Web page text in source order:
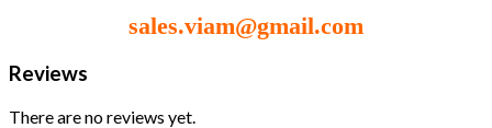
sales.viam@gmail.com
Reviews
There are no reviews yet.